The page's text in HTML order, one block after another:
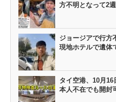
方不明となって2
ジョージアで行方
現地ホテルで遺体
タイ空港、10月16
本人不在でも開封